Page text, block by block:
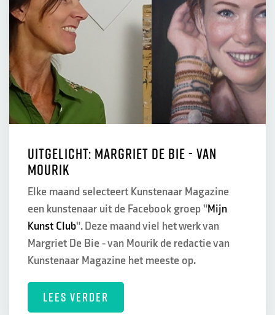
Uitgelicht: Margriet De Bie - van
Mourik
Elke maand selecteert Kunstenaar Magazine
een kunstenaar uit de Facebook groep "Mijn
Kunst Club". Deze maand viel het werk van
Margriet De Bie - van Mourik de redactie van
Kunstenaar Magazine het meeste op.
LEES VERDER